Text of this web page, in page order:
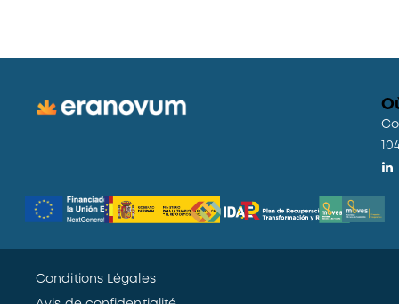
Conditions Légales